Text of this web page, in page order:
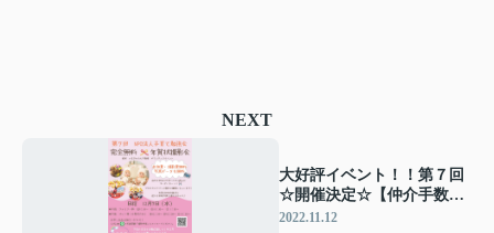
NEXT
大好評イベント！！第７回
☆開催決定☆【仲介手数料
無料☆彡八王子ひなた不動
2022.11.12